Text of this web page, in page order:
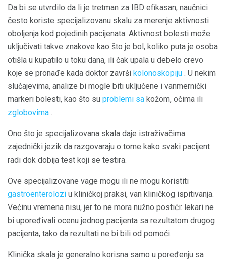
Da bi se utvrdilo da li je tretman za IBD efikasan, naučnici
često koriste specijalizovanu skalu za merenje aktivnosti
oboljenja kod pojedinih pacijenata. Aktivnost bolesti može
uključivati ​​takve znakove kao što je bol, koliko puta je osoba
otišla u kupatilo u toku dana, ili čak upala u debelo crevo
koje se pronađe kada doktor završi kolonoskopiju . U nekim
slučajevima, analize bi mogle biti uključene i vanmernički
markeri bolesti, kao što su problemi sa kožom, očima ili
zglobovima .
Ono što je specijalizovana skala daje istraživačima
zajednički jezik da razgovaraju o tome kako svaki pacijent
radi dok dobija test koji se testira.
Ove specijalizovane vage mogu ili ne mogu koristiti
gastroenterolozi u kliničkoj praksi, van kliničkog ispitivanja.
Većinu vremena nisu, jer to ne mora nužno postići: lekari ne
bi upoređivali ocenu jednog pacijenta sa rezultatom drugog
pacijenta, tako da rezultati ne bi bili od pomoći.
Klinička skala je generalno korisna samo u poređenju sa